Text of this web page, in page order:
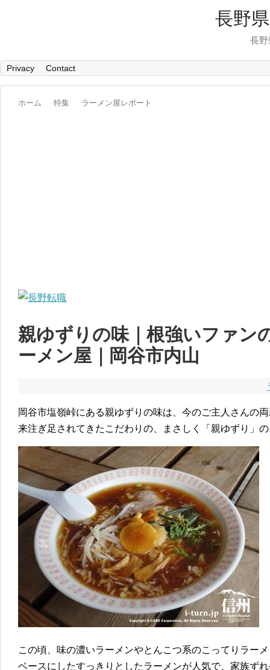
長野
長
Privacy Contact
ホーム 特集 ラーメン屋レポート
親ゆずりの味｜根強いファン
ーメン屋｜岡谷市内山
岡谷市塩嶺峠にある親ゆずりの味は、今のご主人さんの
来注ぎ足されてきたこだわりの、まさしく「親ゆずり」
この頃、味の濃いラーメンやとんこつ系のこってりラー
ベースにしたすっきりとしたラーメンが人気で、家族ず